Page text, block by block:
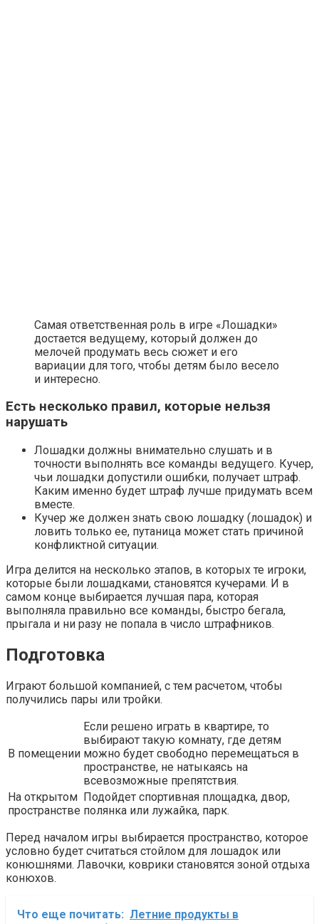
Самая ответственная роль в игре «Лошадки»
достается ведущему, который должен до
мелочей продумать весь сюжет и его
вариации для того, чтобы детям было весело
и интересно.
Есть несколько правил, которые нельзя
нарушать
Лошадки должны внимательно слушать и в
точности выполнять все команды ведущего. Кучер,
чьи лошадки допустили ошибки, получает штраф.
Каким именно будет штраф лучше придумать всем
вместе.
Кучер же должен знать свою лошадку (лошадок) и
ловить только ее, путаница может стать причиной
конфликтной ситуации.
Игра делится на несколько этапов, в которых те игроки,
которые были лошадками, становятся кучерами. И в
самом конце выбирается лучшая пара, которая
выполняла правильно все команды, быстро бегала,
прыгала и ни разу не попала в число штрафников.
Подготовка
Играют большой компанией, с тем расчетом, чтобы
получились пары или тройки.
В помещении
Если решено играть в квартире, то
выбирают такую комнату, где детям
можно будет свободно перемещаться в
пространстве, не натыкаясь на
всевозможные препятствия.
На открытом
пространстве
Подойдет спортивная площадка, двор,
полянка или лужайка, парк.
Перед началом игры выбирается пространство, которое
условно будет считаться стойлом для лошадок или
конюшнями. Лавочки, коврики становятся зоной отдыха
конюхов.
Что еще почитать: Летние продукты в